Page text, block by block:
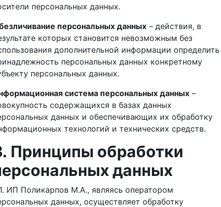
персональных данных.
персональных данных – действия, в
которых становится невозможным без
дополнительной информации определить
персональных данных конкретному
персональных данных.
система персональных данных –
содержащихся в базах данных
данных и обеспечивающих их обработку
технологий и технических средств.
Принципы обработки
данных
ИП Поликарпов М.А., являясь оператором
данных, осуществляет обработку